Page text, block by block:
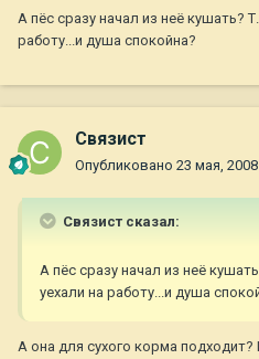
А пёс сразу начал из неё кушать?
работу...и душа спокойна?
Связист
Опубликовано 23 мая, 2008
Связист сказал:
А пёс сразу начал из неё
уехали на работу...и душа
А она для сухого корма